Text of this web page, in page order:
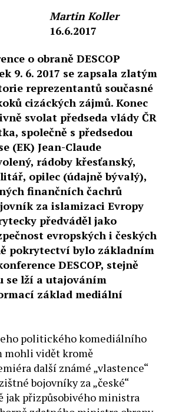
Martin Koller
16.6.2017
o obraně DESCOP
9. 6. 2017 se zapsala zlatým
reprezentantů současné
cizáckých zájmů. Konec
svolat předseda vlády ČR
společně s předsedou
(EK) Jean-Claude
rádoby křesťanský,
opilec (údajně bývalý),
finančních čachrů
za islamizaci Evropy
předváděl jako
evropských i českých
pokrytectví bylo základním
DESCOP, stejně
se lží a utajováním
základ mediální
politického komediálního
mohli vidět kromě
další známé „vlastence“
bojovníky za „české“
jak přizpůsobivého ministra